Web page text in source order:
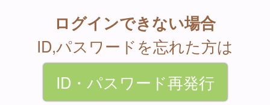
ログインできない場合
ID,パスワードを忘れた方は
ID・パスワード再発行